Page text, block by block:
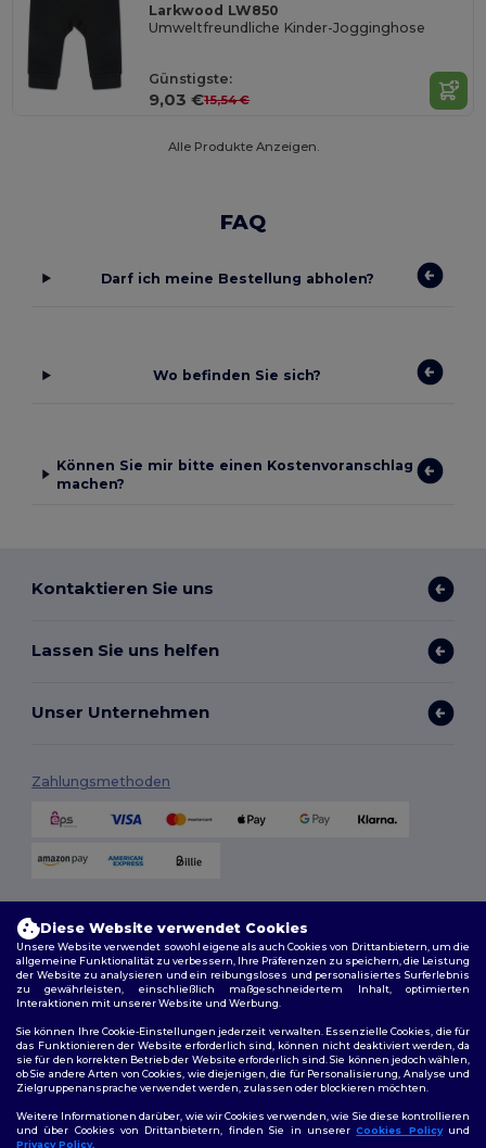
Larkwood LW850
Umweltfreundliche Kinder-Jogginghose
Günstigste:
9,03 €15,54 €
Alle Produkte Anzeigen.
FAQ
Darf ich meine Bestellung abholen?
Wo befinden Sie sich?
Können Sie mir bitte einen Kostenvoranschlag
machen?
Kontaktieren Sie uns
Lassen Sie uns helfen
Unser Unternehmen
Zahlungsmethoden
Folge uns
Diese Website verwendet Cookies
Unsere Website verwendet sowohl eigene als auch Cookies von Drittanbietern, um die
allgemeine Funktionalität zu verbessern, Ihre Präferenzen zu speichern, die Leistung
der Website zu analysieren und ein reibungsloses und personalisiertes Surferlebnis
zu gewährleisten, einschließlich maßgeschneidertem Inhalt, optimierten
Interaktionen mit unserer Website und Werbung.
Sie können Ihre Cookie-Einstellungen jederzeit verwalten. Essenzielle Cookies, die für
das Funktionieren der Website erforderlich sind, können nicht deaktiviert werden, da
sie für den korrekten Betrieb der Website erforderlich sind. Sie können jedoch wählen,
ob Sie andere Arten von Cookies, wie diejenigen, die für Personalisierung, Analyse und
Zielgruppenansprache verwendet werden, zulassen oder blockieren möchten.
Weitere Informationen darüber, wie wir Cookies verwenden, wie Sie diese kontrollieren
und über Cookies von Drittanbietern, finden Sie in unsererCookies Policyund
Privacy Policy.